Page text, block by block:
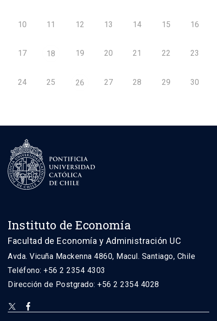
10 11 12 13 14 15 16
17 18 19 20 21 22 23
24 25 26 27 28 29 30
Instituto de Economía
Facultad de Economía y Administración UC
Avda. Vicuña Mackenna 4860, Macul. Santiago, Chile
Teléfono: +56 2 2354 4303
Dirección de Postgrado: +56 2 2354 4028